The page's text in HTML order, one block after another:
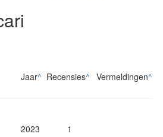
Jaar^ Recensies^ Vermeldingen^
2023 1